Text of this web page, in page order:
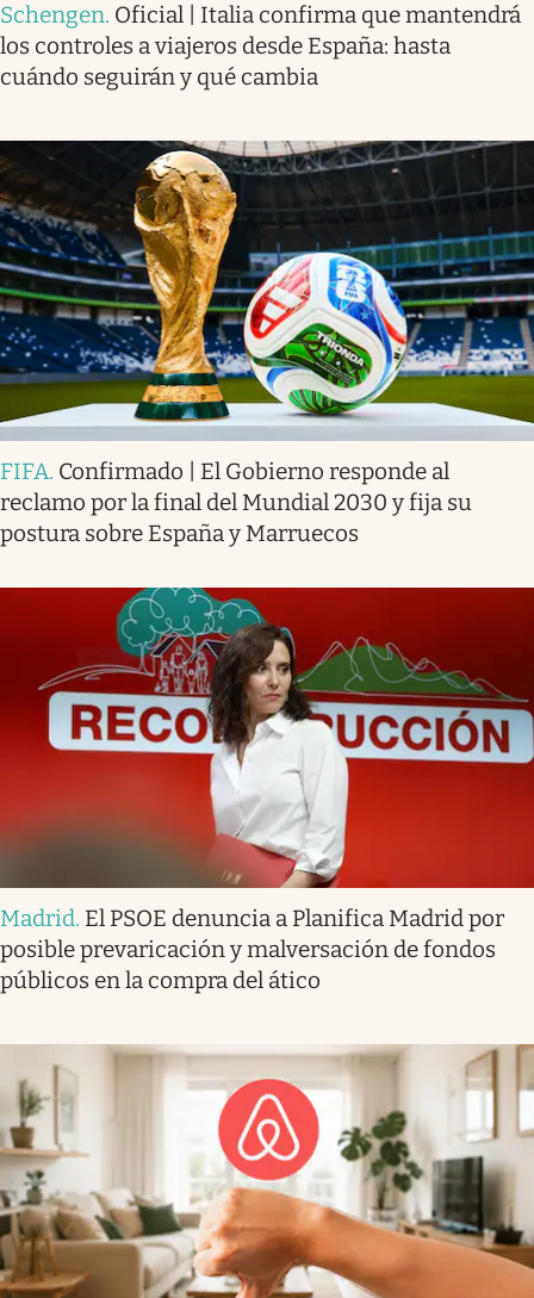
Schengen. Oficial | Italia confirma que mantendrá
los controles a viajeros desde España: hasta
cuándo seguirán y qué cambia
FIFA. Confirmado | El Gobierno responde al
reclamo por la final del Mundial 2030 y fija su
postura sobre España y Marruecos
Madrid. El PSOE denuncia a Planifica Madrid por
posible prevaricación y malversación de fondos
públicos en la compra del ático